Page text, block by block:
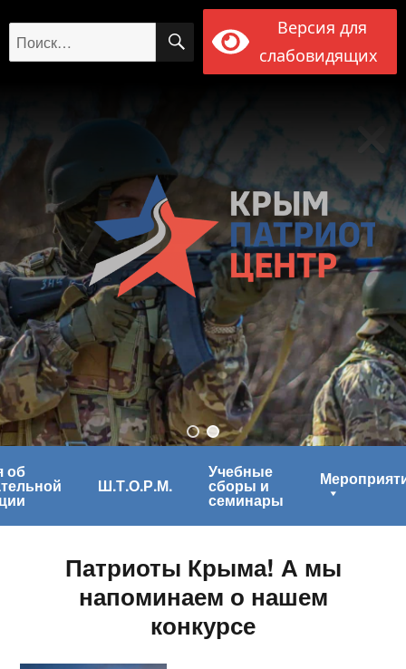
Искать: ПОИСК
Версия для
слабовидящих
об
Ш.Т.О.Р.М.
Учебные
сборы и
семинары
Патриоты Крыма! А мы
напоминаем о нашем
конкурсе